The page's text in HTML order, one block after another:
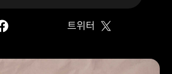
트위터